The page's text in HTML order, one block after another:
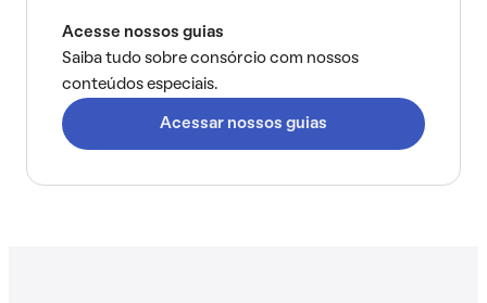
Acesse nossos guias
Saiba tudo sobre consórcio com nossos
conteúdos especiais.
Acessar nossos guias